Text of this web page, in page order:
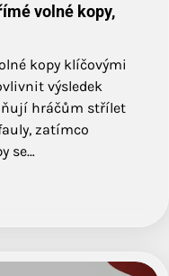
volné kopy,
kopy klíčovými
výsledek
hráčům střílet
zatímco
se…